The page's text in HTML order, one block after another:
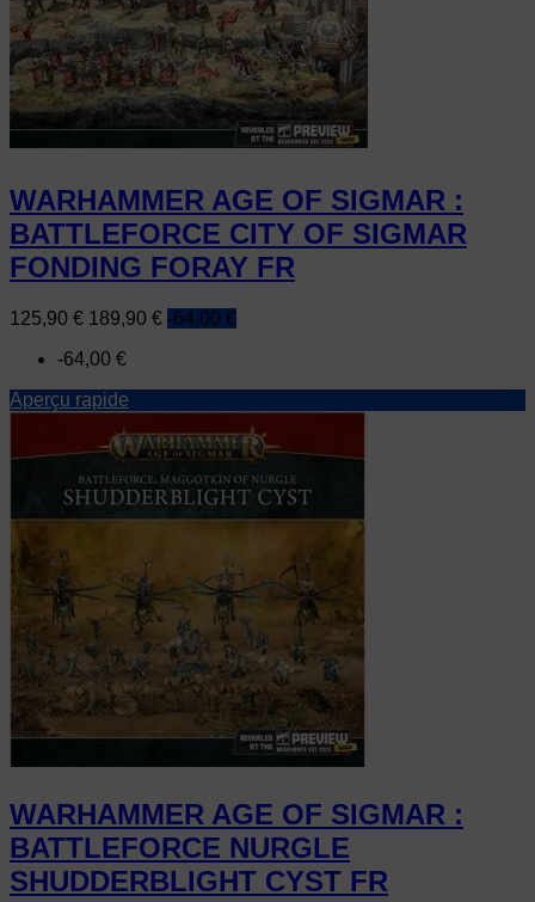
WARHAMMER AGE OF SIGMAR :
BATTLEFORCE CITY OF SIGMAR
FONDING FORAY FR
Prix
125,90 € Prix
base
189,90 € -64,00 €
-64,00 €
Aperçu rapide
WARHAMMER AGE OF SIGMAR :
BATTLEFORCE NURGLE
SHUDDERBLIGHT CYST FR